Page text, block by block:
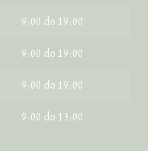
9:00 do 19:00
9:00 do 19:00
9:00 do 19:00
9:00 do 13:00